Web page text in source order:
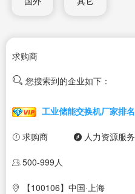
求购商
您搜索到的企业如下：
工业储能交换机厂家排名
求购商 人力资源服务
500-999人
【100106】中国·上海